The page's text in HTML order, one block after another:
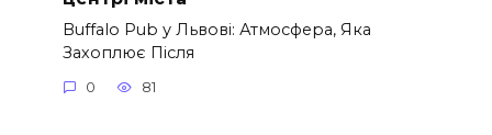
Buffalo Pub у Львові: Атмосфера, Яка
Захоплює Після
0 81